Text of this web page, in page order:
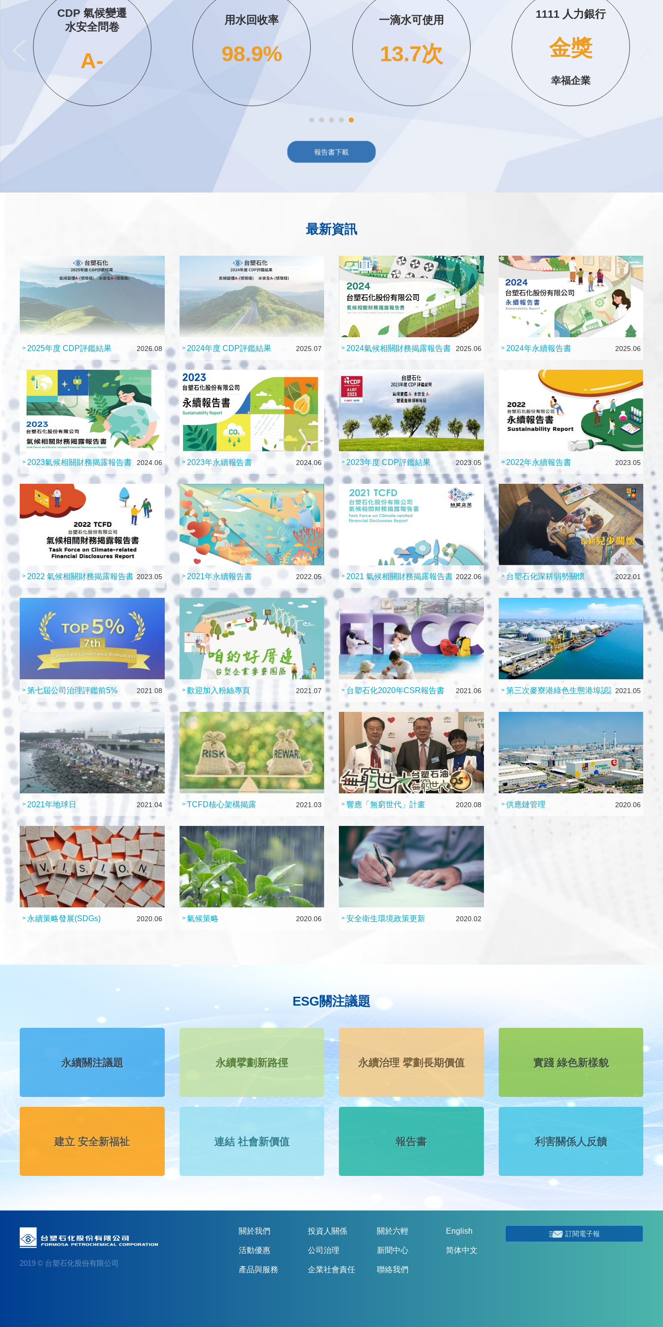
公司治理評鑑
前20%
溫室氣體排放量
較基準年下降
23%
單位能耗降低
4%
單位用電減少
9.3%
報告書下載
最新資訊
> 2025年度 CDP評鑑結果 2026.08 > 2024年度 CDP評鑑結果 2025.07 > 2024氣候相關財務揭露報告書 2025.06 > 2024年永續報告書 2025.06
> 2023氣候相關財務揭露報告書 2024.06 > 2023年永續報告書 2024.06 > 2023年度 CDP評鑑結果 2023.05 > 2022年永續報告書 2023.05
> 2022 氣候相關財務揭露報告書 2023.05 > 2021年永續報告書 2022.05 > 2021 氣候相關財務揭露報告書 2022.06 > 台塑石化深耕弱勢關懷 2022.01
> 第七屆公司治理評鑑前5% 2021.08 > 歡迎加入粉絲專頁 2021.07 > 台塑石化2020年CSR報告書 2021.06 > 第三次麥寮港綠色生態港埠認證2021.05
> 2021年地球日 2021.04 > TCFD核心架構揭露 2021.03 > 響應「無窮世代」計畫 2020.08 > 供應鏈管理 2020.06
> 永續策略發展(SDGs) 2020.06 > 氣候策略 2020.06 > 安全衛生環境政策更新 2020.02
ESG關注議題
永續關注議題 永續擘劃新路徑 永續治理 擘劃長期價值 實踐 綠色新樣貌
建立 安全新福祉 連結 社會新價值 報告書 利害關係人反饋
2019 © 台塑石化股份有限公司
訂閱電子報
關於我們 投資人關係 關於六輕 English
活動優惠 公司治理 新聞中心 简体中文
產品與服務 企業社會責任 聯絡我們